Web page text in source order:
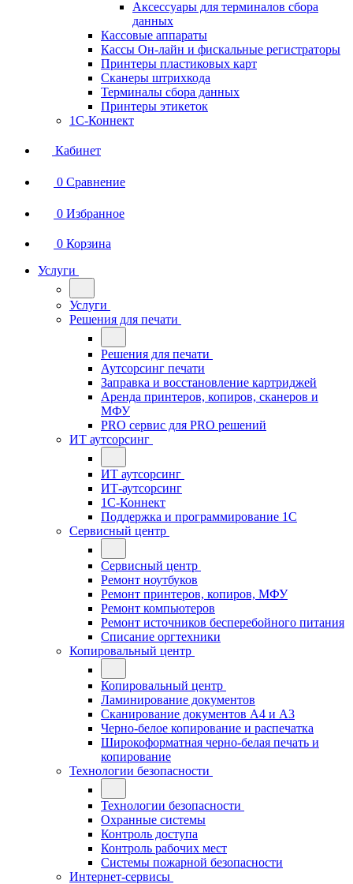
Аксессуары для терминалов сбора
данных
Кассовые аппараты
Кассы Он-лайн и фискальные регистраторы
Принтеры пластиковых карт
Сканеры штрихкода
Терминалы сбора данных
Принтеры этикеток
1С-Коннект
Кабинет
0 Сравнение
0 Избранное
0 Корзина
Услуги
Услуги
Решения для печати
Решения для печати
Аутсорсинг печати
Заправка и восстановление картриджей
Аренда принтеров, копиров, сканеров и
МФУ
PRO сервис для PRO решений
ИТ аутсорсинг
ИТ аутсорсинг
ИТ-аутсорсинг
1С-Коннект
Поддержка и программирование 1С
Сервисный центр
Сервисный центр
Ремонт ноутбуков
Ремонт принтеров, копиров, МФУ
Ремонт компьютеров
Ремонт источников бесперебойного питания
Списание оргтехники
Копировальный центр
Копировальный центр
Ламинирование документов
Сканирование документов А4 и А3
Черно-белое копирование и распечатка
Широкоформатная черно-белая печать и
копирование
Технологии безопасности
Технологии безопасности
Охранные системы
Контроль доступа
Контроль рабочих мест
Системы пожарной безопасности
Интернет-сервисы